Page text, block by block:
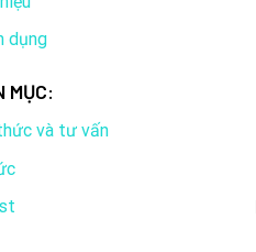
49% vốn nước ngoài. Nó
dụng
MỤC:
và tư vấn